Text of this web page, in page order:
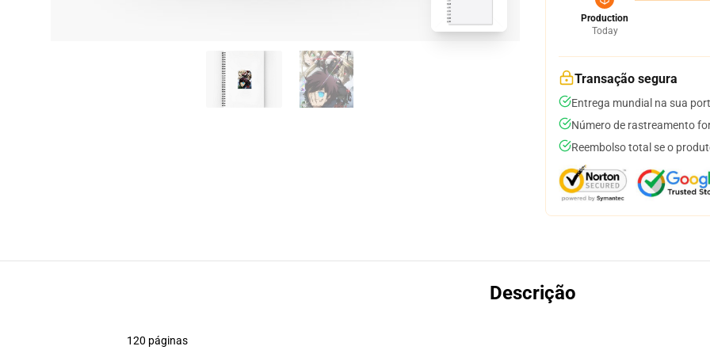
Production
Today
Transação segura
Entrega mundial na sua
Número de rastreamento
Reembolso total se o
Descrição
120 páginas